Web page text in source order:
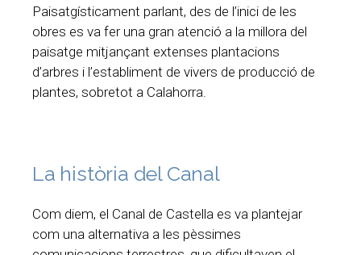
Paisatgísticament parlant, des de l’inici de les
obres es va fer una gran atenció a la millora del
paisatge mitjançant extenses plantacions
d’arbres i l’establiment de vivers de producció de
plantes, sobretot a Calahorra.
La història del Canal
Com diem, el Canal de Castella es va plantejar
com una alternativa a les pèssimes